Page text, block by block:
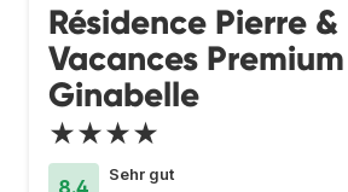
Résidence Pierre &
Vacances
Ginabelle
★★★★
Sehr gut